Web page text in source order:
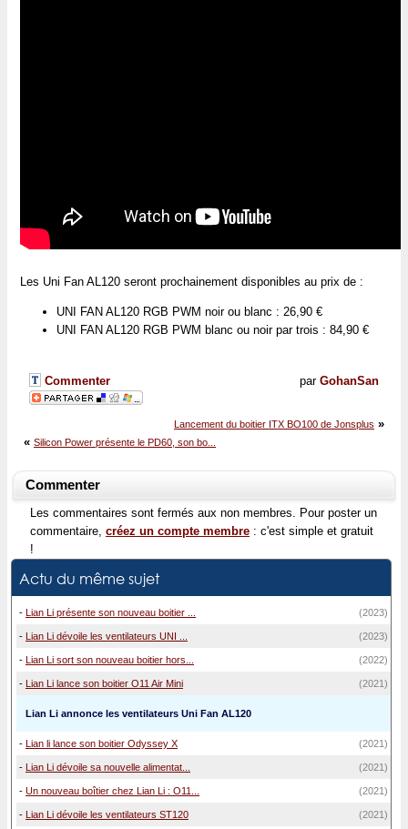
Les Uni Fan AL120 seront prochainement disponibles au prix de :
UNI FAN AL120 RGB PWM noir ou blanc : 26,90 €
UNI FAN AL120 RGB PWM blanc ou noir par trois : 84,90 €
par GohanSan
Commenter
Lancement du boitier ITX BO100 de Jonsplus »
« Silicon Power présente le PD60, son bo...
Commenter
Les commentaires sont fermés aux non membres. Pour poster un
commentaire, créez un compte membre : c'est simple et gratuit
!
Actu du même sujet
- Lian Li présente son nouveau boitier ... (2023)
- Lian Li dévoile les ventilateurs UNI ... (2023)
- Lian Li sort son nouveau boitier hors... (2022)
- Lian Li lance son boitier O11 Air Mini (2021)
Lian Li annonce les ventilateurs Uni Fan AL120
- Lian li lance son boitier Odyssey X (2021)
- Lian Li dévoile sa nouvelle alimentat... (2021)
- Un nouveau boîtier chez Lian Li : O11... (2021)
- Lian Li dévoile les ventilateurs ST120 (2021)